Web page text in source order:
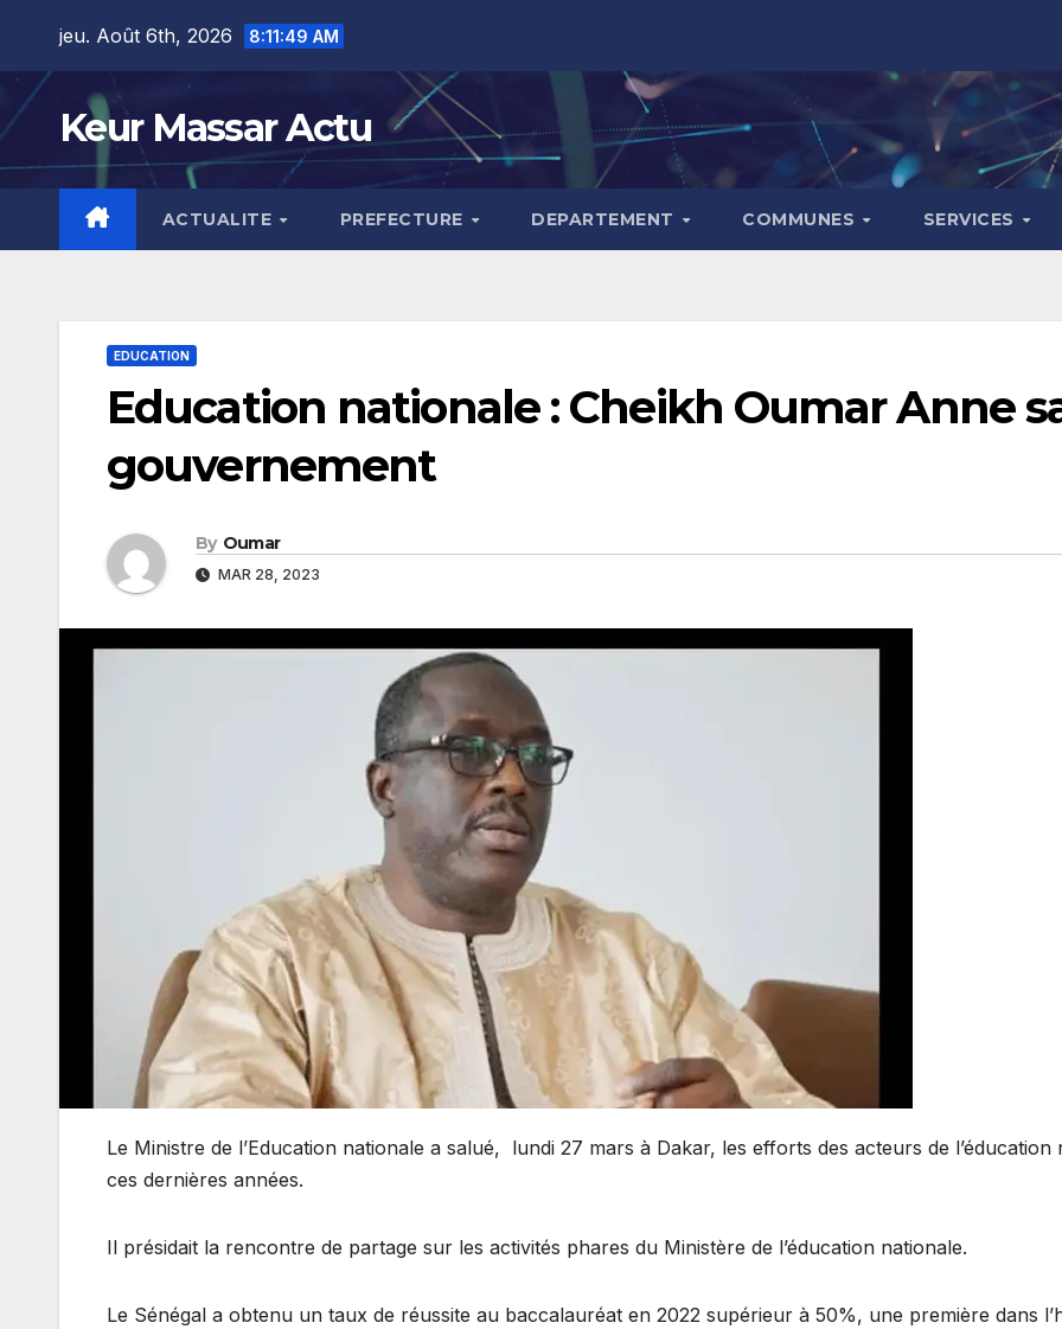
content
jeu. Août 6th, 2026 8:11:50 AM
Keur Massar Actu
ACTUALITE PREFECTURE DEPARTEMENT COMMUNES SERVICES
EDUCATION
Education nationale : Cheikh Oumar Anne
gouvernement
By Oumar
MAR 28, 2023
Le Ministre de l’Education nationale a salué, lundi 27 mars à Dakar, les efforts des acteurs de
ces dernières années.
Il présidait la rencontre de partage sur les activités phares du Ministère de l’éducation nationale.
Le Sénégal a obtenu un taux de réussite au baccalauréat en 2022 supérieur à 50%, une première dans